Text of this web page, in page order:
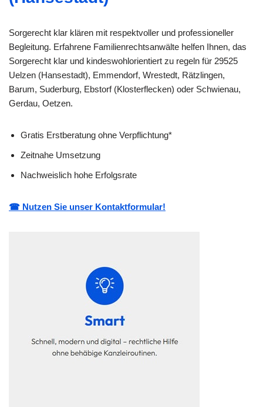
Sorgerecht klar klären mit respektvoller und professioneller
Begleitung. Erfahrene Familienrechtsanwälte helfen Ihnen, das
Sorgerecht klar und kindeswohlorientiert zu regeln für 29525
Uelzen (Hansestadt), Emmendorf, Wrestedt, Rätzlingen,
Barum, Suderburg, Ebstorf (Klosterflecken) oder Schwienau,
Gerdau, Oetzen.
Gratis Erstberatung ohne Verpflichtung*
Zeitnahe Umsetzung
Nachweislich hohe Erfolgsrate
☎ Nutzen Sie unser Kontaktformular!